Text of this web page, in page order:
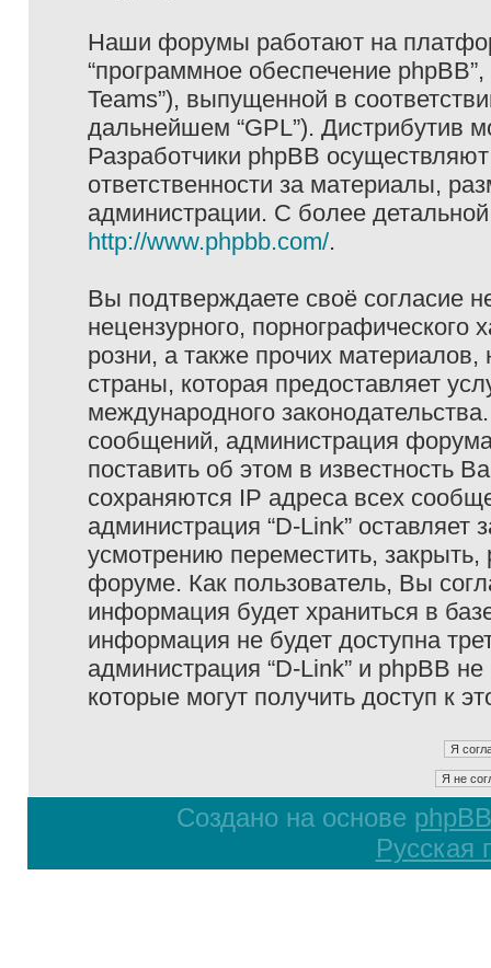
Наши форумы работают на
“программное обеспечение
Teams”), выпущенной в
дальнейшем “GPL”). Дистрибутив
Разработчики phpBB
ответственности за материалы,
администрации. С более
http://www.phpbb.com/.
Вы подтверждаете своё согласие
нецензурного, порнографического
розни, а также прочих
страны, которая предоставляет
международного
сообщений, администрация
поставить об этом в известность
сохраняются IP адреса всех
администрация “D-Link”
усмотрению переместить,
форуме. Как пользователь, Вы
информация будет храниться в
информация не будет доступна
администрация “D-Link” и phpBB
которые могут получить доступ к
Создано на основе phpBB
Русская